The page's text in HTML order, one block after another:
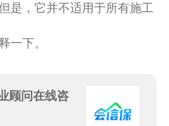
是，它并不适用于所有施工
一下。
顾问在线咨